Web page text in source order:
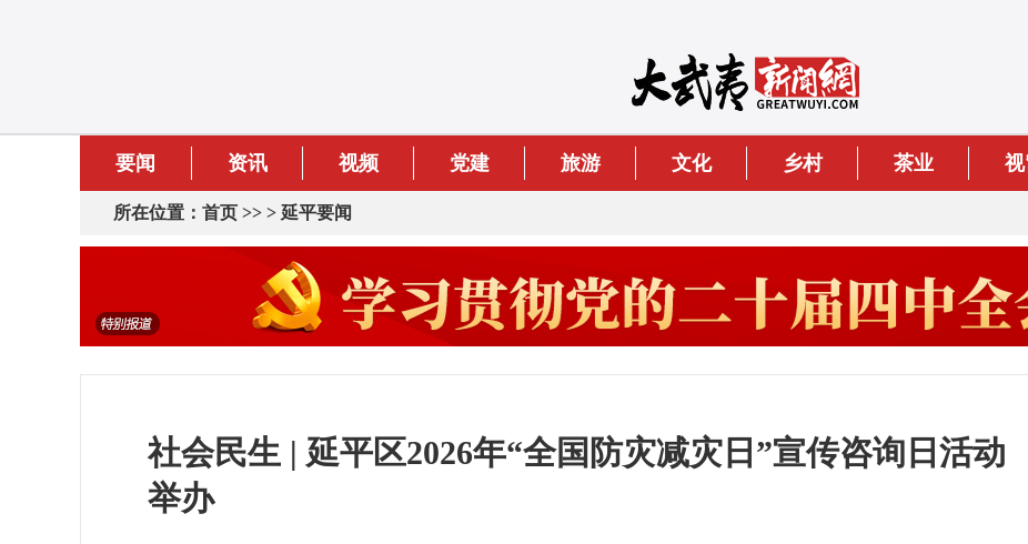
要闻 资讯 视频 党建 旅游 文化 乡村 茶业
所在位置： 首页 >> > 延平要闻
社会民生 | 延平区2026年“全国防灾减灾日”宣传咨询日活动
举办